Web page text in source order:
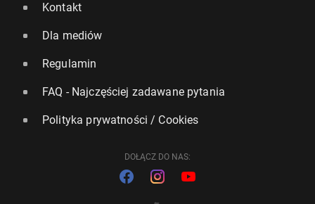
Kontakt
Dla mediów
Regulamin
FAQ - Najczęściej zadawane pytania
Polityka prywatności / Cookies
DOŁĄCZ DO NAS: